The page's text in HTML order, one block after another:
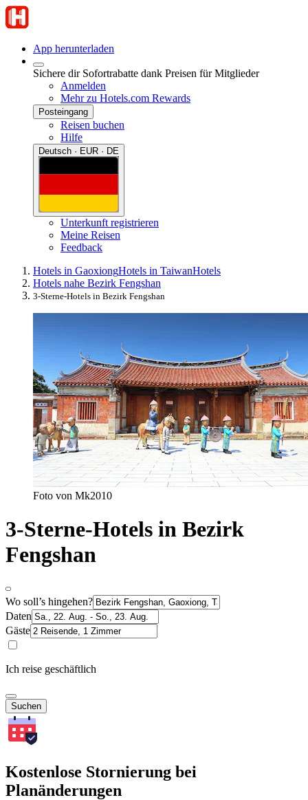
App herunterladen
Sichere dir Sofortrabatte dank Preisen für Mitglieder
Anmelden
Mehr zu Hotels.com Rewards
Posteingang
Reisen buchen
Hilfe
Deutsch · EUR · DE
Unterkunft registrieren
Meine Reisen
Feedback
Hotels in GaoxiongHotels in TaiwanHotels
Hotels nahe Bezirk Fengshan
3-Sterne-Hotels in Bezirk Fengshan
Foto von Mk2010
3-Sterne-Hotels in Bezirk
Fengshan
Wo soll’s hingehen?
Daten
Gäste
Ich reise geschäftlich
Suchen
Kostenlose Stornierung bei
Planänderungen